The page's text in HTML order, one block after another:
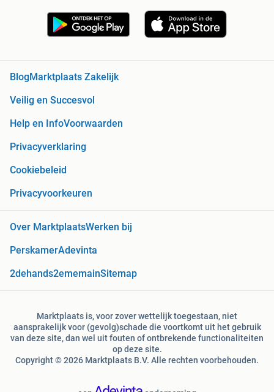
Blog Marktplaats Zakelijk
Veilig en Succesvol
Help en InfoVoorwaarden
Privacyverklaring
Cookiebeleid
Privacyvoorkeuren
Over MarktplaatsWerken bij
PerskamerAdevinta
2dehands2ememainSitemap
Marktplaats is, voor zover wettelijk toegestaan, niet
aansprakelijk voor (gevolg)schade die voortkomt uit het gebruik
van deze site, dan wel uit fouten of ontbrekende functionaliteiten
op deze site.
Copyright © 2026 Marktplaats B.V. Alle rechten voorbehouden.